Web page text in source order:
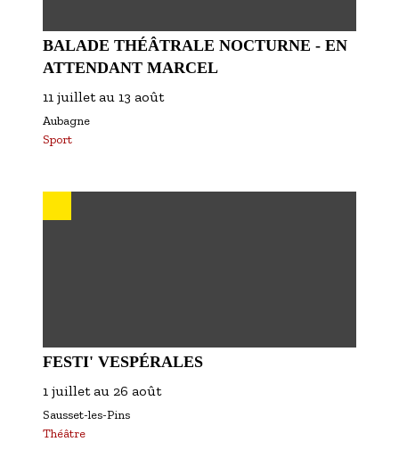
BALADE THÉÂTRALE NOCTURNE - EN
ATTENDANT MARCEL
11 juillet au 13 août
Aubagne
Sport
FESTI' VESPÉRALES
1 juillet au 26 août
Sausset-les-Pins
Théâtre